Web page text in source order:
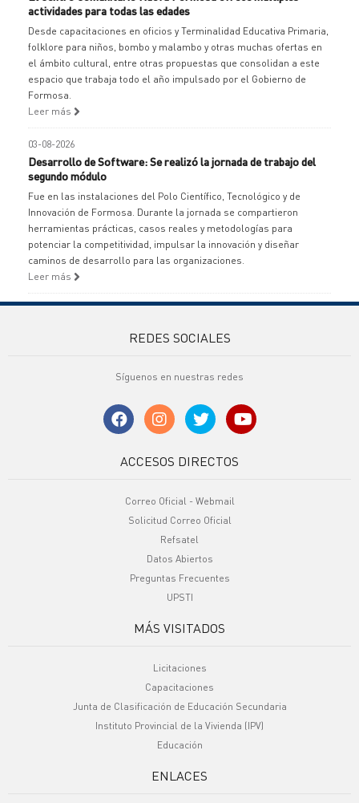
actividades para todas las edades
Desde capacitaciones en oficios y Terminalidad Educativa Primaria,
folklore para niños, bombo y malambo y otras muchas ofertas en
el ámbito cultural, entre otras propuestas que consolidan a este
espacio que trabaja todo el año impulsado por el Gobierno de
Formosa.
Leer más
03-08-2026
Desarrollo de Software: Se realizó la jornada de trabajo del
segundo módulo
Fue en las instalaciones del Polo Científico, Tecnológico y de
Innovación de Formosa. Durante la jornada se compartieron
herramientas prácticas, casos reales y metodologías para
potenciar la competitividad, impulsar la innovación y diseñar
caminos de desarrollo para las organizaciones.
Leer más
REDES SOCIALES
Síguenos en nuestras redes
ACCESOS DIRECTOS
Correo Oficial - Webmail
Solicitud Correo Oficial
Refsatel
Datos Abiertos
Preguntas Frecuentes
UPSTI
MÁS VISITADOS
Licitaciones
Capacitaciones
Junta de Clasificación de Educación Secundaria
Instituto Provincial de la Vivienda (IPV)
Educación
ENLACES